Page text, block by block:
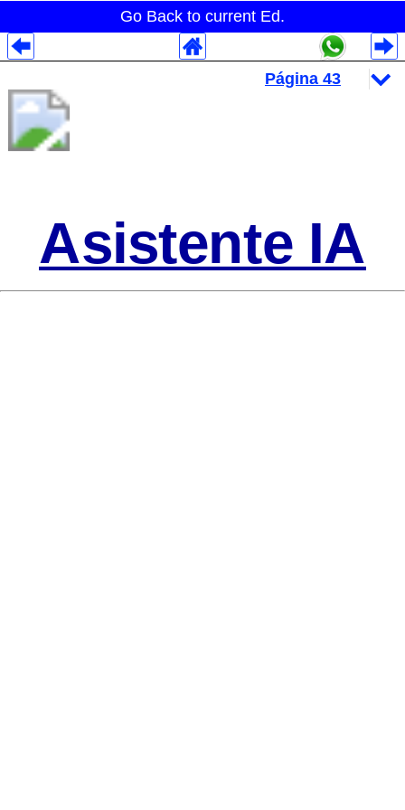
Go Back to current Ed.
Asistente IA
Despliegues Analytics
Despliegues Totales
Despliegues por Rubros